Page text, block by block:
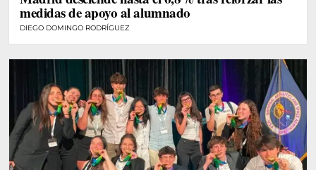
medidas de apoyo al alumnado
DIEGO DOMINGO RODRÍGUEZ